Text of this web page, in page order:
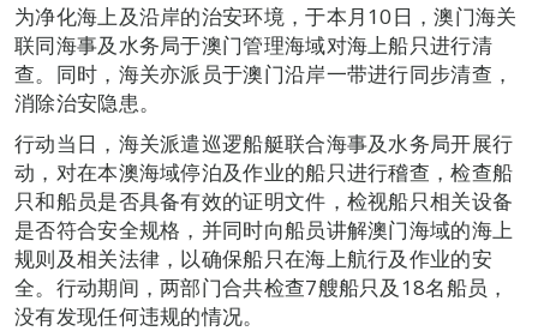
为净化海上及沿岸的治安环境，于本月10日，澳门海关
联同海事及水务局于澳门管理海域对海上船只进行清
查。同时，海关亦派员于澳门沿岸一带进行同步清查，
消除治安隐患。
行动当日，海关派遣巡逻船艇联合海事及水务局开展行
动，对在本澳海域停泊及作业的船只进行稽查，检查船
只和船员是否具备有效的证明文件，检视船只相关设备
是否符合安全规格，并同时向船员讲解澳门海域的海上
规则及相关法律，以确保船只在海上航行及作业的安
全。行动期间，两部门合共检查7艘船只及18名船员，
没有发现任何违规的情况。